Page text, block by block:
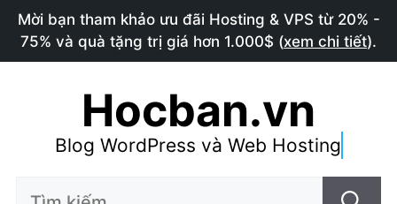
Chuyển
đến
nội
Mời bạn tham khảo ưu đãi Hosting & VPS từ 20% -
75% và quà tặng trị giá hơn 1.000$ (xem chi tiết).
Hocban.vn
Blog WordPress và Web Hosting
Tìm